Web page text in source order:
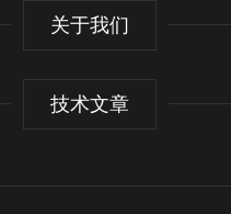
关于我们
技术文章